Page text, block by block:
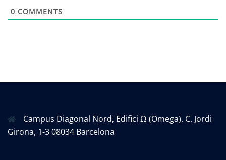
0 COMMENTS
Campus Diagonal Nord, Edifici Ω (Omega). C. Jordi
Girona, 1-3 08034 Barcelona